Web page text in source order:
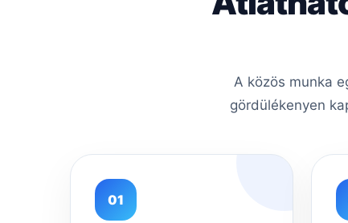
A közös munka
gördülékenyen
01